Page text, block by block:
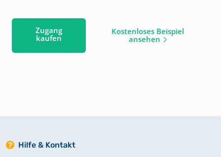
Zugang
kaufen
Kostenloses Beispiel
ansehen
Hilfe & Kontakt